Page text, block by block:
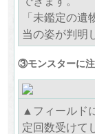
「未鑑定の
当の姿が判明
③モンスターに注
▲フィールド
定回数受けて